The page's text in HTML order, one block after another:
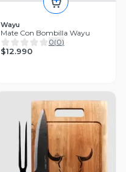
Wayu
Mate Con Bombilla Wayu
0(0)
$12.990